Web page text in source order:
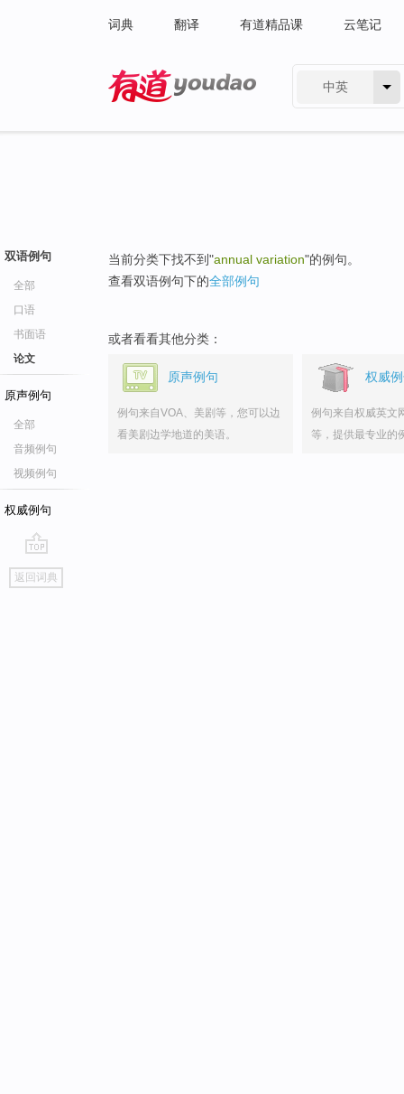
词典 翻译 有道精品课 云笔记
中英
双语例句
全部
口语
书面语
论文
原声例句
全部
音频例句
视频例句
权威例句
go
top
返回词典
当前分类下找不到"annual variation"的例句。
查看双语例句下的全部例句
或者看看其他分类：
原声例句
例句来自VOA、美剧等，您可以边
看美剧边学地道的美语。
权威
例句来自权威英文
等，提供最专业的